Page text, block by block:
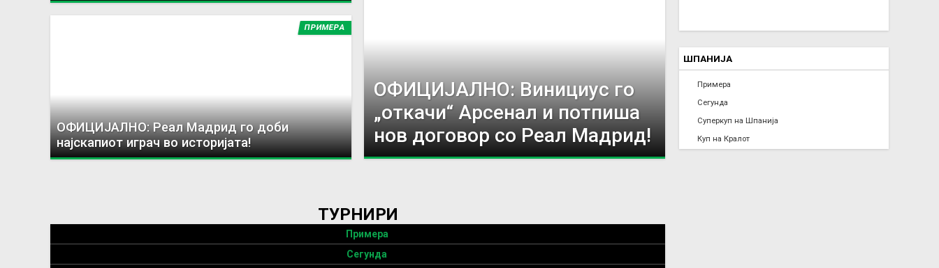
ОФИЦИЈАЛНО: Винициус го
„откачи“ Арсенал и потпиша
нов договор со Реал Мадрид!
ОФИЦИЈАЛНО: Реал Мадрид го доби
најскапиот играч во историјата!
ПРИМЕРА
ТУРНИРИ
Примера
Сегунда
ШПАНИЈА
Примера
Сегунда
Суперкуп на Шпанија
Куп на Кралот